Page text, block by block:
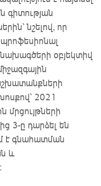
գիտության
նշելով, որ
օբյեկտիվ
2021
մրցույթների
3-ը դարձել են
է գնահատման
և